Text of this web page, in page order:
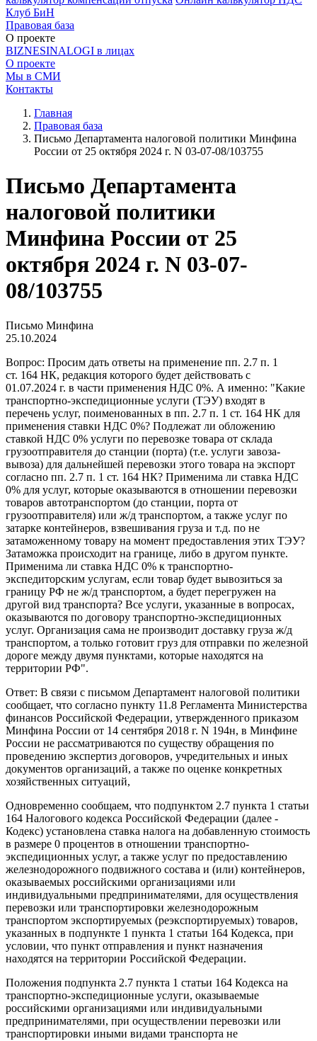
Клуб БиН
Правовая база
О проекте
BIZNESINALOGI в лицах
О проекте
Мы в СМИ
Контакты
Главная
Правовая база
Письмо Департамента налоговой политики Минфина
России от 25 октября 2024 г. N 03-07-08/103755
Письмо Департамента
налоговой политики
Минфина России от 25
октября 2024 г. N 03-07-
08/103755
Письмо Минфина
25.10.2024
Вопрос: Просим дать ответы на применение пп. 2.7 п. 1
ст. 164 НК, редакция которого будет действовать с
01.07.2024 г. в части применения НДС 0%. А именно: "Какие
транспортно-экспедиционные услуги (ТЭУ) входят в
перечень услуг, поименованных в пп. 2.7 п. 1 ст. 164 НК для
применения ставки НДС 0%? Подлежат ли обложению
ставкой НДС 0% услуги по перевозке товара от склада
грузоотправителя до станции (порта) (т.е. услуги завоза-
вывоза) для дальнейшей перевозки этого товара на экспорт
согласно пп. 2.7 п. 1 ст. 164 НК? Применима ли ставка НДС
0% для услуг, которые оказываются в отношении перевозки
товаров автотранспортом (до станции, порта от
грузоотправителя) или ж/д транспортом, а также услуг по
затарке контейнеров, взвешивания груза и т.д. по не
затаможенному товару на момент предоставления этих ТЭУ?
Затаможка происходит на границе, либо в другом пункте.
Применима ли ставка НДС 0% к транспортно-
экспедиторским услугам, если товар будет вывозиться за
границу РФ не ж/д транспортом, а будет перегружен на
другой вид транспорта? Все услуги, указанные в вопросах,
оказываются по договору транспортно-экспедиционных
услуг. Организация сама не производит доставку груза ж/д
транспортом, а только готовит груз для отправки по железной
дороге между двумя пунктами, которые находятся на
территории РФ".
Ответ: В связи с письмом Департамент налоговой политики
сообщает, что согласно пункту 11.8 Регламента Министерства
финансов Российской Федерации, утвержденного приказом
Минфина России от 14 сентября 2018 г. N 194н, в Минфине
России не рассматриваются по существу обращения по
проведению экспертиз договоров, учредительных и иных
документов организаций, а также по оценке конкретных
хозяйственных ситуаций,
Одновременно сообщаем, что подпунктом 2.7 пункта 1 статьи
164 Налогового кодекса Российской Федерации (далее -
Кодекс) установлена ставка налога на добавленную стоимость
в размере 0 процентов в отношении транспортно-
экспедиционных услуг, а также услуг по предоставлению
железнодорожного подвижного состава и (или) контейнеров,
оказываемых российскими организациями или
индивидуальными предпринимателями, для осуществления
перевозки или транспортировки железнодорожным
транспортом экспортируемых (реэкспортируемых) товаров,
указанных в подпункте 1 пункта 1 статьи 164 Кодекса, при
условии, что пункт отправления и пункт назначения
находятся на территории Российской Федерации.
Положения подпункта 2.7 пункта 1 статьи 164 Кодекса на
транспортно-экспедиционные услуги, оказываемые
российскими организациями или индивидуальными
предпринимателями, при осуществлении перевозки или
транспортировки иными видами транспорта не